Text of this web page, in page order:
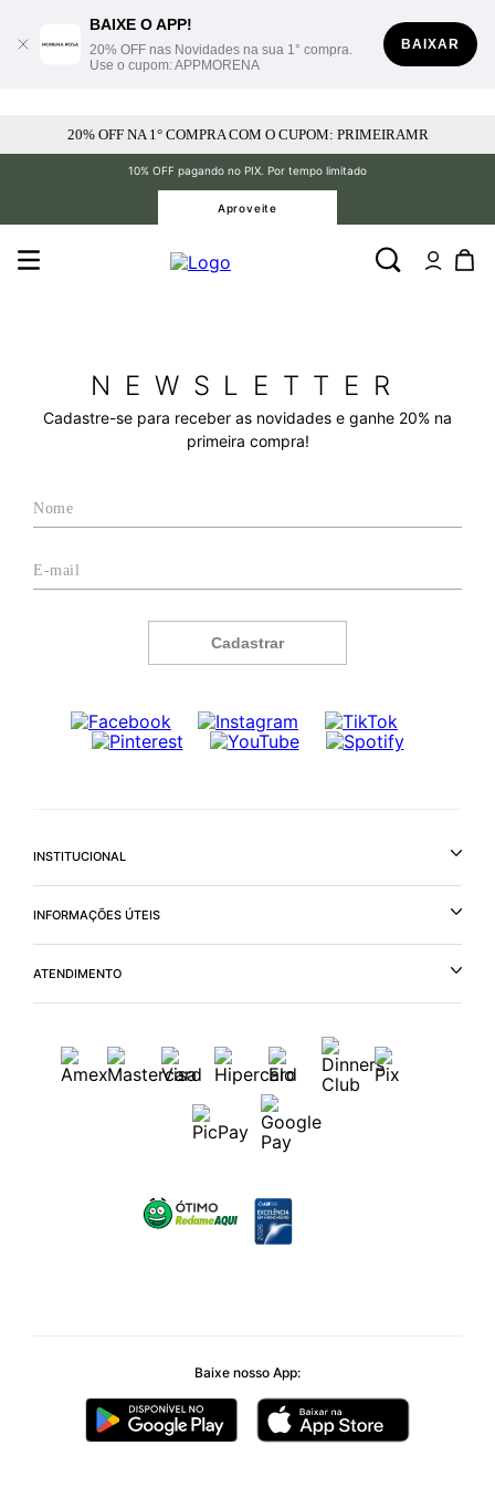
BAIXE O APP!
20% OFF nas Novidades na sua 1° compra.
Use o cupom: APPMORENA
BAIXAR
20% OFF NA 1° COMPRA COM O CUPOM: PRIMEIRAMR
10% OFF pagando no PIX. Por tempo limitado
Aproveite
NEWSLETTER
Cadastre-se para receber as novidades e ganhe 20% na
primeira compra!
Cadastrar
INSTITUCIONAL
INFORMAÇÕES ÚTEIS
ATENDIMENTO
Baixe nosso App: